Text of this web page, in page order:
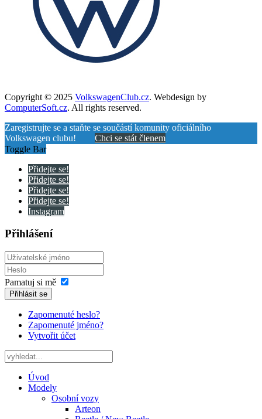
Copyright © 2025 VolkswagenClub.cz. Webdesign by
ComputerSoft.cz. All rights reserved.
Zaregistrujte se a staňte se součástí komunity oficiálního
Volkswagen clubu! Chci se stát členem
Toggle Bar
Přidejte se!
Přidejte se!
Přidejte se!
Přidejte se!
Instagram
Přihlášení
Pamatuj si mě
Přihlásit se
Zapomenuté heslo?
Zapomenuté jméno?
Vytvořit účet
Úvod
Modely
Osobní vozy
Arteon